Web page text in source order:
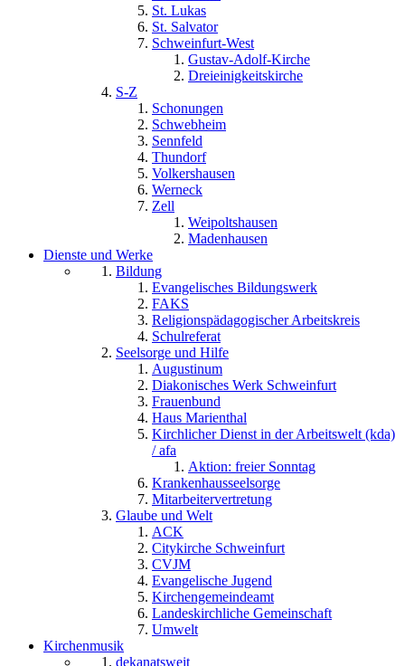
St. Lukas
St. Salvator
Schweinfurt-West
Gustav-Adolf-Kirche
Dreieinigkeitskirche
S-Z
Schonungen
Schwebheim
Sennfeld
Thundorf
Volkershausen
Werneck
Zell
Weipoltshausen
Madenhausen
Dienste und Werke
Bildung
Evangelisches Bildungswerk
FAKS
Religionspädagogischer Arbeitskreis
Schulreferat
Seelsorge und Hilfe
Augustinum
Diakonisches Werk Schweinfurt
Frauenbund
Haus Marienthal
Kirchlicher Dienst in der Arbeitswelt (kda)
/ afa
Aktion: freier Sonntag
Krankenhausseelsorge
Mitarbeitervertretung
Glaube und Welt
ACK
Citykirche Schweinfurt
CVJM
Evangelische Jugend
Kirchengemeindeamt
Landeskirchliche Gemeinschaft
Umwelt
Kirchenmusik
dekanatsweit